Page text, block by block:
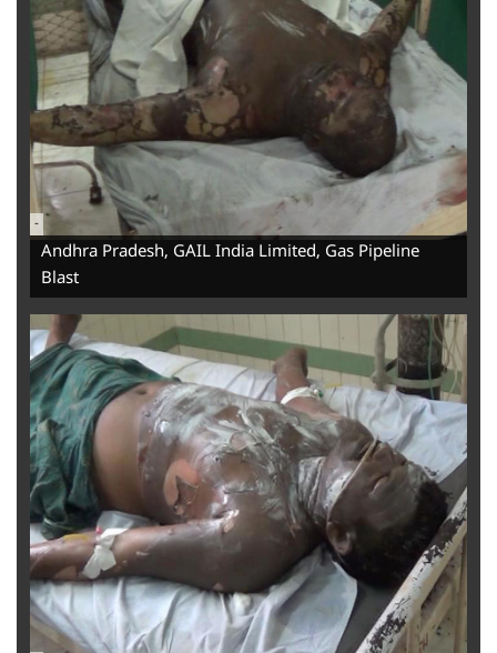
-
Andhra Pradesh, GAIL India Limited, Gas Pipeline
Blast